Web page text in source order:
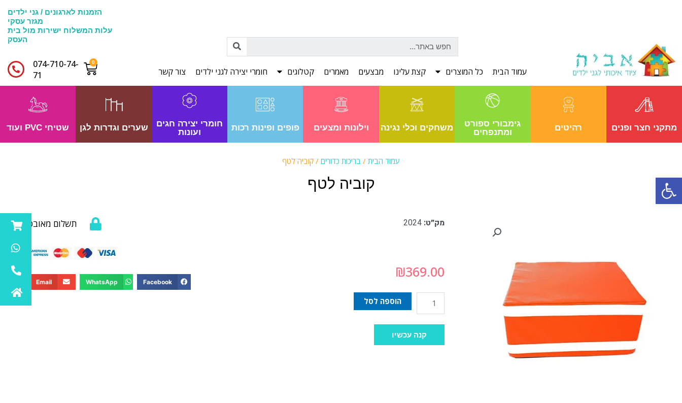
פתח סרגל נגישות
עמוד הבית כל המוצרים קצת עלינו מבצעים מאמרים קטלוגים חומרי יצירה לגני ילדים צור קשר
הזמנות לארגונים / גני ילדים
מגזר עסקי
עלות המשלוח ישירות מול בית
העסק
074-710-74-
71​
מתקני חצר ופנים רהיטים
גימבורי ספורט
ומתנפחים
משחקים וכלי נגינה וילונות ומצעים פופים ופינות רכות
חומרי יצירה חגים
ועונות
שערים וגדרות לגן שטיחי PVC ועוד
עמוד הבית / בריכות כדורים / קוביה לטף
קוביה לטף
מק״ט:2024
₪369.00
הוספה לסל
קנה עכשיו
תשלום מאובטח
Facebook
WhatsApp
Email